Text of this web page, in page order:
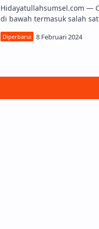
Hidayatullahsumsel.com — CERITA
di bawah termasuk salah
paling indah dalam
(berprasangka baik). Cerita